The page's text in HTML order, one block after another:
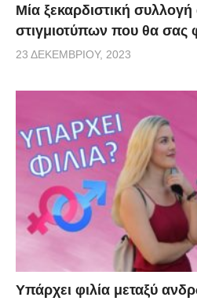
Μία ξεκαρδιστική
στιγμιοτύπων που θα σας
23 ΔΕΚΕΜΒΡΊΟΥ, 2023
Υπάρχει φιλία μεταξύ